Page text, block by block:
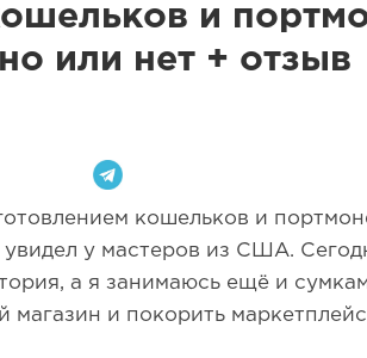
и
или нет + отзыв
кошельков и
у мастеров из США.
а я занимаюсь ещё и
магазин и покорить